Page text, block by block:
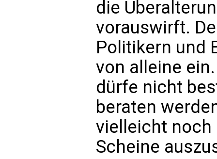
die
vorauswirft.
Politikern und
von alleine
dürfe nicht
beraten
vielleicht noch
Scheine